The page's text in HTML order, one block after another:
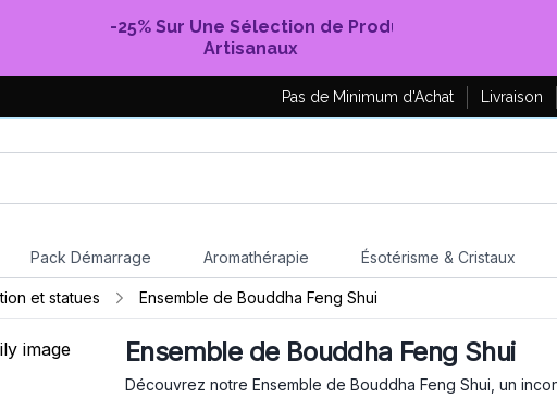
-25% Sur Une Sélection de Produits
Artisanaux
Pas de Minimum d'Achat Livraison
Pack Démarrage Aromathérapie Ésotérisme & Cristaux
et statues Ensemble de Bouddha Feng Shui
Ensemble de Bouddha Feng Shui
Découvrez notre Ensemble de Bouddha Feng Shui, un